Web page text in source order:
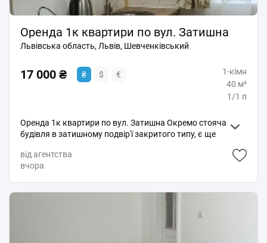
Оренда 1к квартири по вул. Затишна
Львівська область, Львів, Шевченківський
17 000 ₴ ₴ $ €
1-кімн
40 м²
1/1 п
Оренда 1к квартири по вул. Затишна Окремо стояча
будівля в затишному подвір'ї закритого типу, є ще
Індивідуальне опалення Ізольована спальня
Затишний ремонт Декілька хвилин до костелу, пору
грн Код 3830 Звʼязок лише в телеграм mykolahos
від агентства
вчора